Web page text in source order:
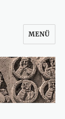
MENÜ